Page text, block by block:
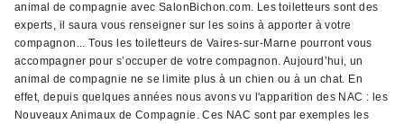
animal de compagnie avec SalonBichon.com. Les toiletteurs sont des
experts, il saura vous renseigner sur les soins à apporter à votre
compagnon... Tous les toiletteurs de Vaires-sur-Marne pourront vous
accompagner pour s’occuper de votre compagnon. Aujourd’hui, un
animal de compagnie ne se limite plus à un chien ou à un chat. En
effet, depuis quelques années nous avons vu l'apparition des NAC : les
Nouveaux Animaux de Compagnie. Ces NAC sont par exemples les